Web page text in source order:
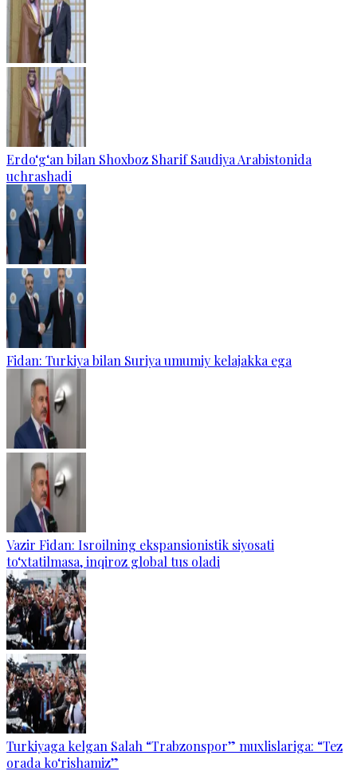
Erdo‘g‘an bilan Shoxboz Sharif Saudiya Arabistonida
uchrashadi
Fidan: Turkiya bilan Suriya umumiy kelajakka ega
Vazir Fidan: Isroilning ekspansionistik siyosati
to‘xtatilmasa, inqiroz global tus oladi
Turkiyaga kelgan Salah “Trabzonspor” muxlislariga: “Tez
orada ko‘rishamiz”